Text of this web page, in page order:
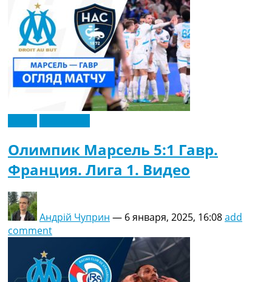
Олимпик Марсель 5:1 Гавр.
Франция. Лига 1. Видео
Андрій Чуприн — 6 января, 2025, 16:08add
comment